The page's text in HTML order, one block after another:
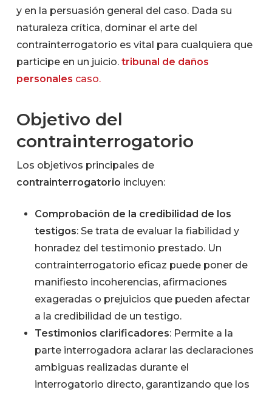
y en la persuasión general del caso. Dada su
naturaleza crítica, dominar el arte del
contrainterrogatorio es vital para cualquiera que
participe en un juicio. tribunal de daños
personales caso.
Objetivo del
contrainterrogatorio
Los objetivos principales de
contrainterrogatorio incluyen:
Comprobación de la credibilidad de los
testigos: Se trata de evaluar la fiabilidad y
honradez del testimonio prestado. Un
contrainterrogatorio eficaz puede poner de
manifiesto incoherencias, afirmaciones
exageradas o prejuicios que pueden afectar
a la credibilidad de un testigo.
Testimonios clarificadores: Permite a la
parte interrogadora aclarar las declaraciones
ambiguas realizadas durante el
interrogatorio directo, garantizando que los